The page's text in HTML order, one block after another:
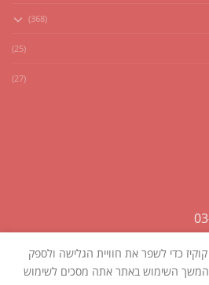
(368)
(25)
(27)
כדי לשפר את חוויית הגלישה ולספק
השימוש באתר אתה מסכים לשימוש